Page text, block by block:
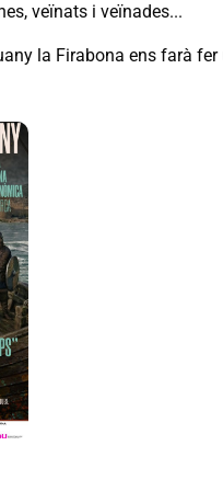
veïnats i veïnades...
la Firabona ens farà